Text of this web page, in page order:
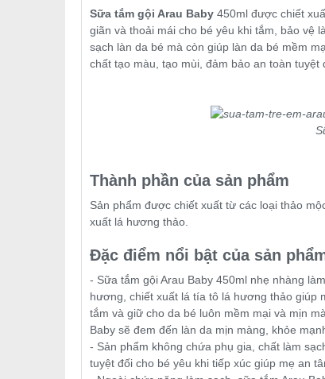
Sữa tắm gội Arau Baby 450ml được chiết
giãn và thoải mái cho bé yêu khi tắm, bảo vệ
sạch làn da bé mà còn giúp làn da bé mềm
chất tạo màu, tạo mùi, đảm bảo an toàn
Thành phần của sản phẩm
Sản phẩm được chiết xuất từ các loại thảo
xuất lá hương thảo.
Đặc điểm nổi bật của sản
- Sữa tắm gội Arau Baby 450ml nhẹ nhàng
hương, chiết xuất lá tía tô lá hương thảo giúp
tắm và giữ cho da bé luôn mềm mại và mịn
Baby sẽ đem đến làn da mịn màng, khỏe
- Sản phẩm không chứa phụ gia, chất làm
tuyệt đối cho bé yêu khi tiếp xúc giúp mẹ an